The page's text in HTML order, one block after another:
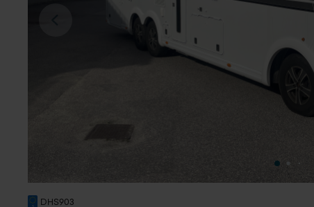
DHS903